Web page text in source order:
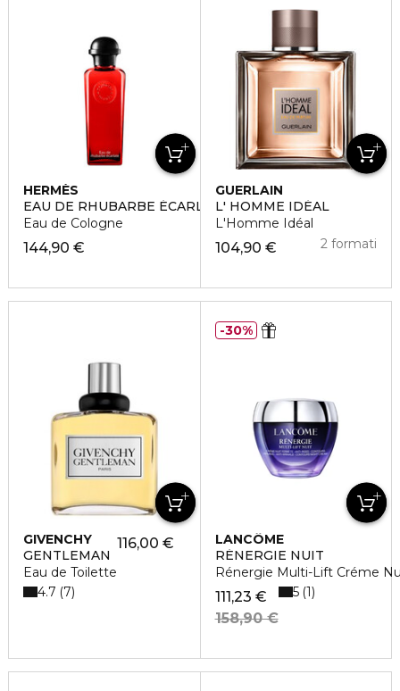
HERMÈS
EAU DE RHUBARBE ÉCARLATE
Eau de Cologne
144,90 €
GUERLAIN
L' HOMME IDÉAL
L'Homme Idéal
104,90 € 2 formati
GIVENCHY
GENTLEMAN
Eau de Toilette
116,00 €
4.7 7
LANCÔME
RÉNERGIE NUIT
Rénergie Multi-Lift Créme
111,23 €
158,90 €
5 1
30%